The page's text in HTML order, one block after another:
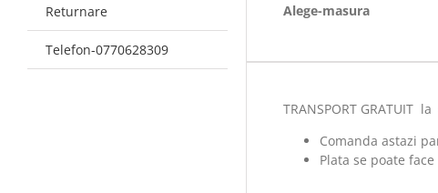
Returnare
Telefon-0770628309
Alege-masura
TRANSPORT GRATUIT
Comanda astazi
Plata se poate